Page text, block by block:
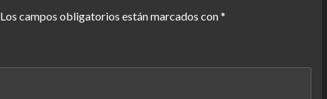
Los campos obligatorios están marcados con*